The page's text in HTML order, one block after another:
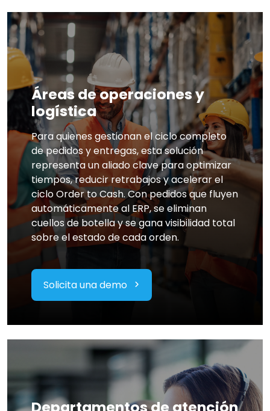
Áreas de operaciones y
logística
Para quienes gestionan el ciclo completo
de pedidos y entregas, esta solución
representa un aliado clave para optimizar
tiempos, reducir retrabajos y acelerar el
ciclo Order to Cash. Con pedidos que fluyen
automáticamente al ERP, se eliminan
cuellos de botella y se gana visibilidad total
sobre el estado de cada orden.
Solicita una demo